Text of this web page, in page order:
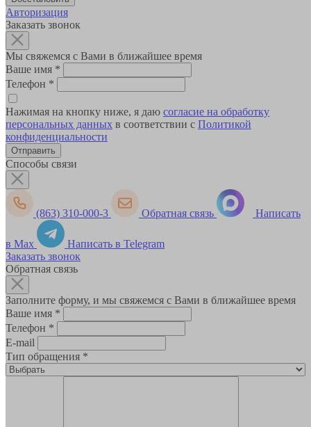
Авторизация
Заказать звонок
Мы свяжемся с Вами в ближайшее время
Ваше имя *
Телефон *
Нажимая на кнопку ниже, я даю согласие на обработку
персональных данных в соответствии с Политикой
конфиденциальности
Способы связи
(863) 310-000-3 Обратная связь Написать
в Max
Написать в Telegram
Заказать звонок
Обратная связь
Заполните форму, и мы свяжемся с Вами в ближайшее время
Ваше имя *
Телефон *
E-mail
Тип обращения *